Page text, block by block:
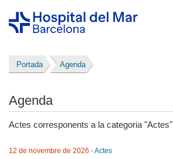
Portada Agenda
Agenda
Actes corresponents a la categoria "Actes"
12 de novembre de 2026 -Actes